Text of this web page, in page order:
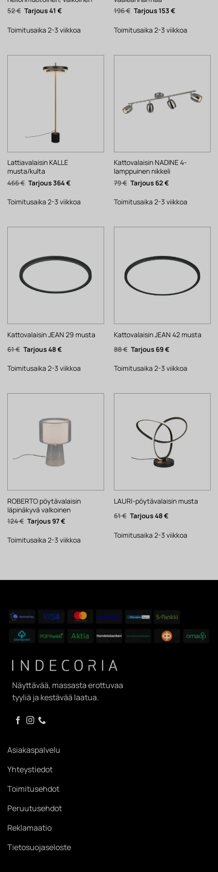
52€ Alkuperäinen
hinta
52 €.
41 €Nykyinen
41 €.
Toimitusaika 2-3 viikkoa
196€ Alkuperäinen
hinta
196 €.
153 €Nykyinen
153 €.
Toimitusaika 2-3 viikkoa
Lattiavalaisin KALLE
musta/kulta
466€ Alkuperäinen
hinta
466 €.
364€Nykyinen
364 €.
Toimitusaika 2-3 viikkoa
Kattovalaisin NADINE 4-
lamppuinen nikkeli
79€ Alkuperäinen
hinta
79 €.
62€Nykyinen
62 €.
Toimitusaika 2-3 viikkoa
Kattovalaisin JEAN 29 musta
61€ Alkuperäinen
hinta
61 €.
48€Nykyinen
48 €.
Toimitusaika 2-3 viikkoa
Kattovalaisin JEAN 42 musta
88€ Alkuperäinen
hinta
88 €.
69€Nykyinen
69 €.
Toimitusaika 2-3 viikkoa
ROBERTO pöytävalaisin
läpinäkyvä valkoinen
124€ Alkuperäinen
hinta
124 €.
97€Nykyinen
97 €.
Toimitusaika 2-3 viikkoa
LAURI-pöytävalaisin musta
61€ Alkuperäinen
hinta
61 €.
48€Nykyinen
48 €.
Toimitusaika 2-3 viikkoa
Näyttävää, massasta erottuvaa
tyyliä ja kestävää laatua.
Asiakaspalvelu
Yhteystiedot
Toimitusehdot
Peruutusehdot
Reklamaatio
Tietosuojaseloste